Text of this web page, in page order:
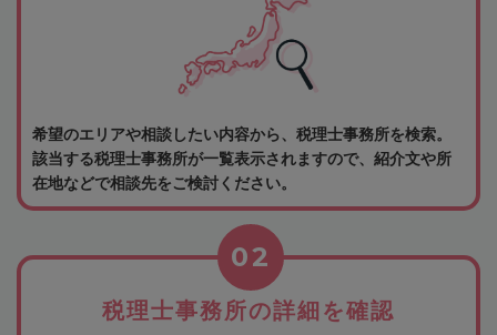
希望のエリアや相談したい内容から、税理士事務所を検索。
該当する税理士事務所が一覧表示されますので、紹介文や所
在地などで相談先をご検討ください。
税理士事務所の詳細を確認
02